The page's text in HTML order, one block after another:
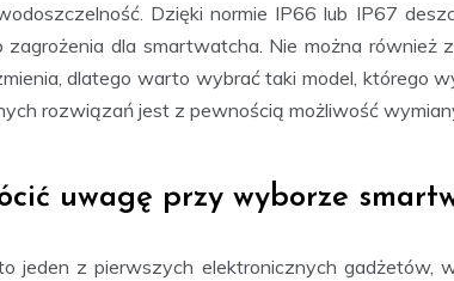
Dzięki normie IP66 lub IP67
dla smartwatcha. Nie można również
dlatego warto wybrać taki model, którego
rozwiązań jest z pewnością możliwość
uwagę przy wyborze
jeden z pierwszych elektronicznych gadżetów,